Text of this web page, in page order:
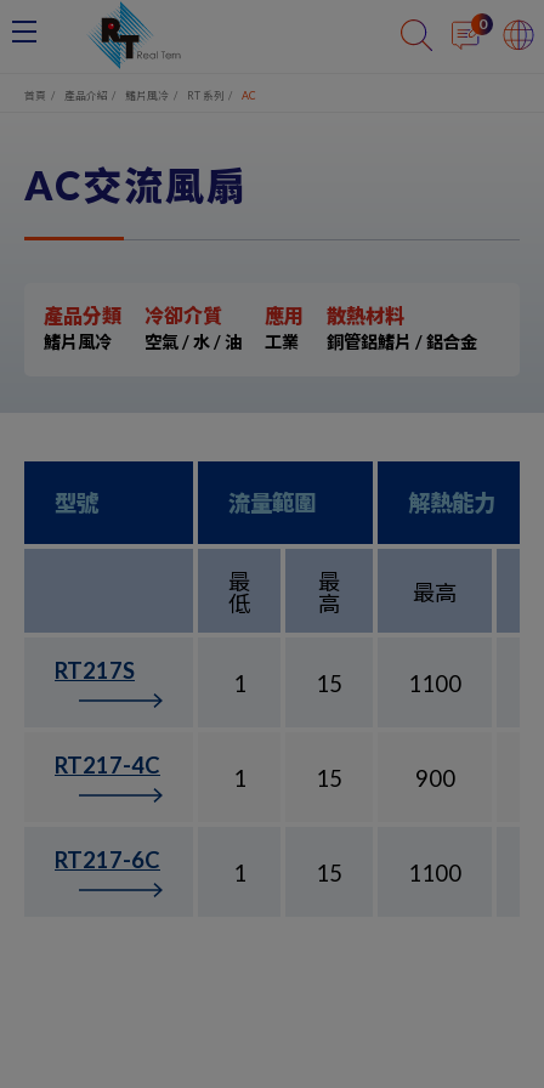
0
首頁 產品介紹 鰭片風冷 RT 系列 AC
AC交流風扇
產品分類
鰭片風冷
冷卻介質
空氣 / 水 / 油
應用
工業
散熱材料
銅管鋁鰭片 / 鋁合金
型號 流量範圍 解熱能力
最
低
最
高
最高
RT217S 1 15 1100
RT217-4C 1 15 900
RT217-6C 1 15 1100
Cookie管理面板